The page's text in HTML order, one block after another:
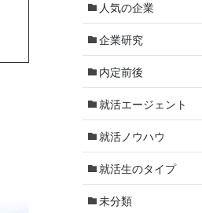
人気の企業
企業研究
内定前後
就活エージェント
就活ノウハウ
就活生のタイプ
未分類